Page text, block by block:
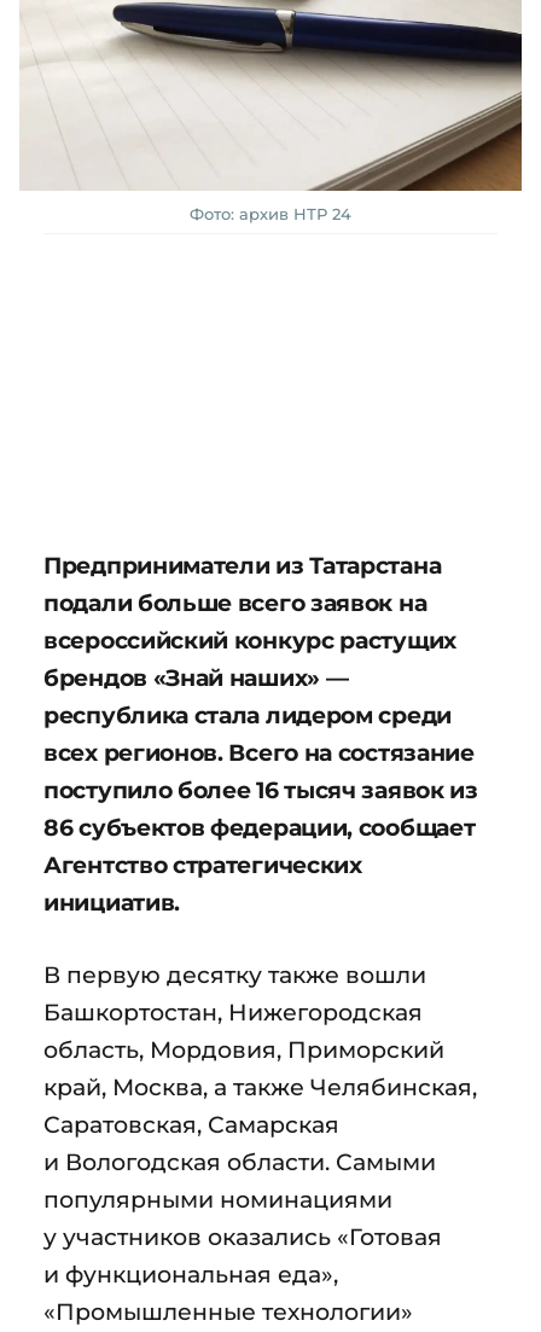
Фото: архив НТР 24
Предприниматели из Татарстана
подали больше всего заявок на
всероссийский конкурс растущих
брендов «Знай наших» —
республика стала лидером среди
всех регионов. Всего на состязание
поступило более 16 тысяч заявок из
86 субъектов федерации, сообщает
Агентство стратегических
инициатив.
В первую десятку также вошли
Башкортостан, Нижегородская
область, Мордовия, Приморский
край, Москва, а также Челябинская,
Саратовская, Самарская
и Вологодская области. Самыми
популярными номинациями
у участников оказались «Готовая
и функциональная еда»,
«Промышленные технологии»